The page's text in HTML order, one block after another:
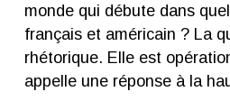
monde qui débute dans
français et américain ? La
rhétorique. Elle est
appelle une réponse à la